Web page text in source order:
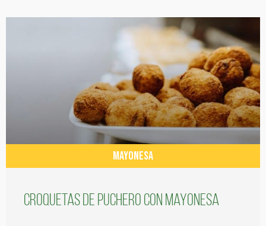
MAYONESA
Croquetas de puchero con Mayonesa